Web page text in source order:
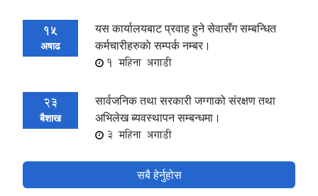
15
अषाढ
यस कार्यालयबाट प्रवाह हुने सेवासँग सम्बन्धित
कर्मचारीहरुकाे सम्पर्क नम्बर।
1 महिना अगाडी
23
बैशाख
सार्वजनिक तथा सरकारी जग्गाको संरक्षण तथा
अभिलेख ब्यवस्थापन सम्बन्धमा।
3 महिना अगाडी
सबै हेर्नुहोस